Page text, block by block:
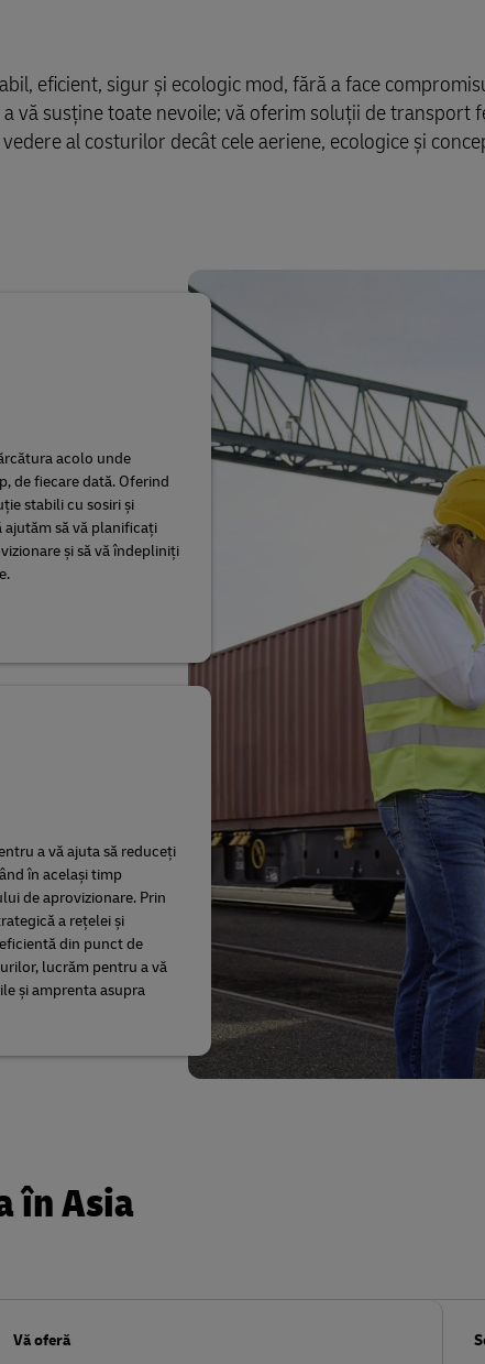
eficient, sigur și ecologic mod, fără a face
vă susține toate nevoile; vă oferim soluții de transport
al costurilor decât cele aeriene, ecologice și
acolo unde
de fiecare dată. Oferind
stabili cu sosiri și
ajutăm să vă planificați
și să vă îndepliniți
a vă ajuta să reduceți
în același timp
de aprovizionare. Prin
a rețelei și
din punct de
lucrăm pentru a vă
și amprenta asupra
în Asia
Vă oferă